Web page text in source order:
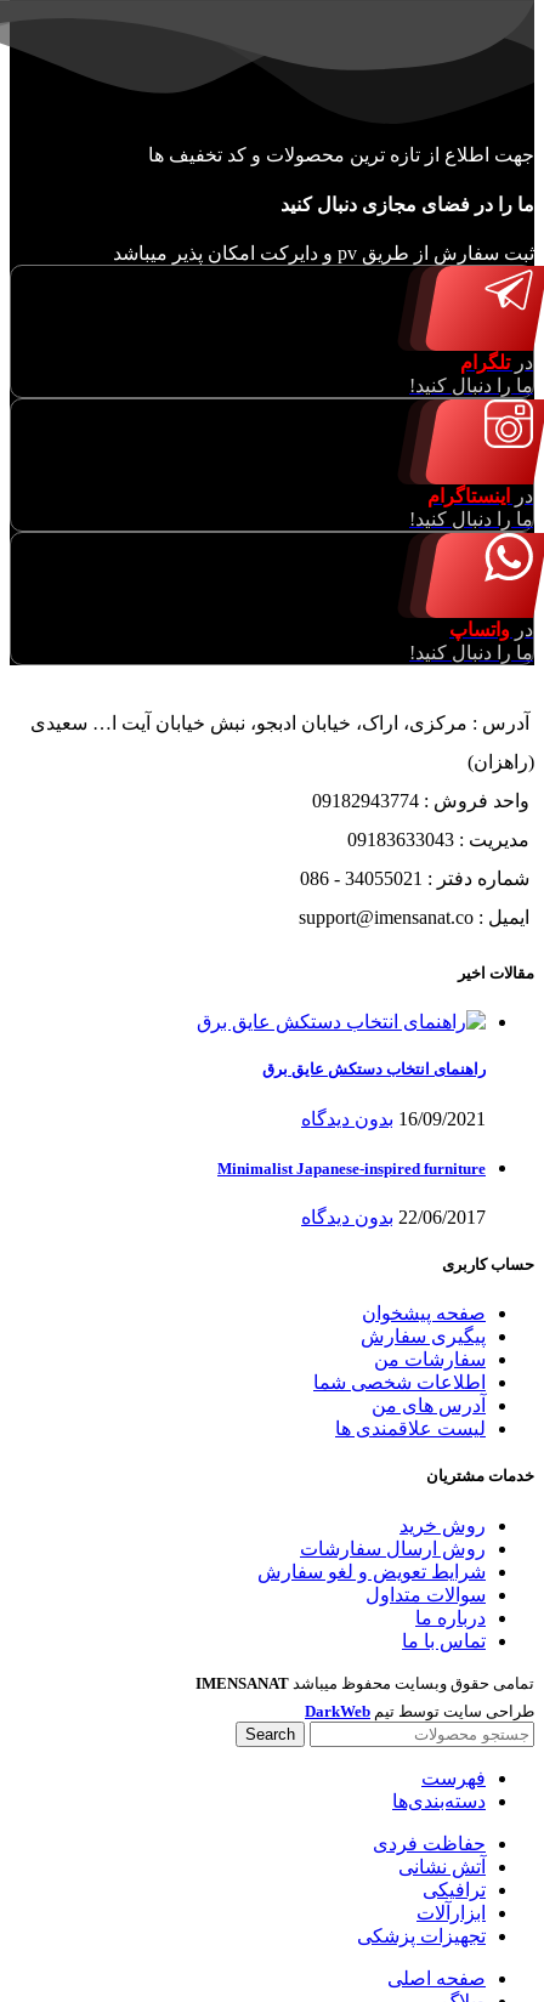
جهت اطلاع از تازه ترین محصولات و کد تخفیف ها
ما را در فضای مجازی دنبال کنید
ثبت سفارش از طریق pv و دایرکت امکان پذیر میباشد
درتلگرام
ما را دنبال کنید!
در
اینستاگرام
ما را دنبال کنید!
در واتساپ
ما را دنبال کنید!
آدرس : مرکزی، اراک، خیابان ادبجو، نبش خیابان آیت ا… سعیدی
(راهزان)
واحد فروش : 09182943774
مدیریت : 09183633043
شماره دفتر : 34055021 - 086
ایمیل : support@imensanat.co
مقالات اخیر
راهنمای انتخاب دستکش عایق برق
16/09/2021 بدون دیدگاه
Minimalist Japanese-inspired furniture
22/06/2017 بدون دیدگاه
حساب کاربری
صفحه پیشخوان
پیگیری سفارش
سفارشات من
اطلاعات شخصی شما
آدرس های من
لیست علاقمندی ها
خدمات مشتریان
روش خرید
روش ارسال سفارشات
شرایط تعویض و لغو سفارش
سوالات متداول
درباره ما
تماس با ما
تمامی حقوق وبسایت محفوظ میباشد IMENSANAT
طراحی سایت توسط تیم DarkWeb
Search
فهرست
دسته‌بندی‌ها
حفاظت فردی
آتش نشانی
ترافیکی
ابزارآلات
تجهیزات پزشکی
صفحه اصلی